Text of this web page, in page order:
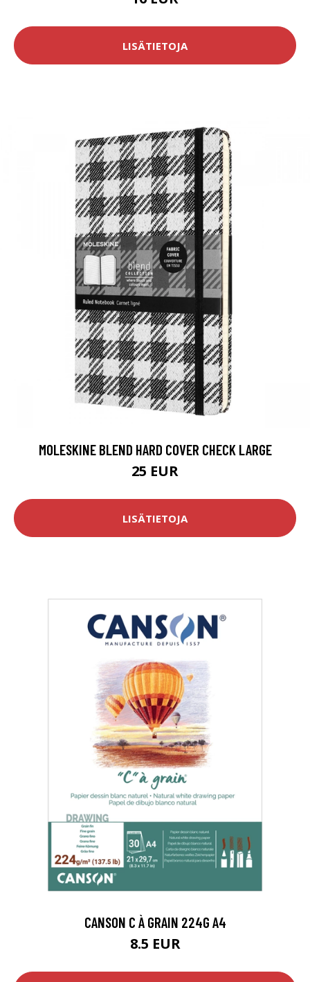
LISÄTIETOJA
MOLESKINE BLEND HARD COVER CHECK LARGE
25 EUR
LISÄTIETOJA
CANSON C À GRAIN 224G A4
8.5 EUR